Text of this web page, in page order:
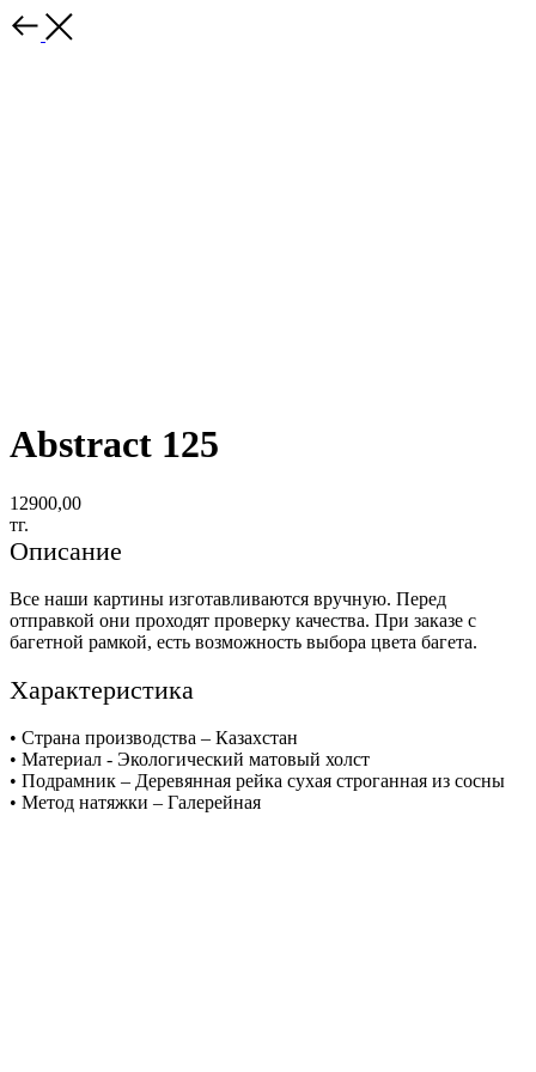
Abstract 125
12900,00
тг.
Описание
Все наши картины изготавливаются вручную. Перед
отправкой они проходят проверку качества. При заказе с
багетной рамкой, есть возможность выбора цвета багета.
Характеристика
• Страна производства – Казахстан
• Материал - Экологический матовый холст
• Подрамник – Деревянная рейка сухая строганная из сосны
• Метод натяжки – Галерейная